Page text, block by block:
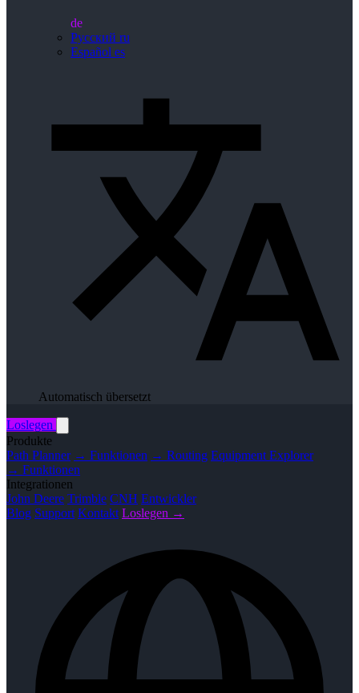
de
Русский ru
Español es
Automatisch übersetzt
Loslegen
Produkte
Path Planner → Funktionen → Routing Equipment Explorer
→ Funktionen
Integrationen
John Deere Trimble CNH Entwickler
Blog Support Kontakt Loslegen →